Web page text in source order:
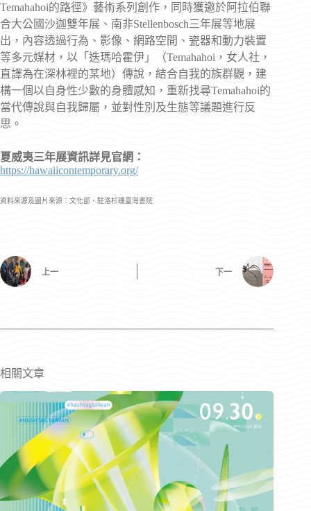
Temahahoi的路徑》藝術系列創作，同時獲邀於阿拉伯聯
合大公國沙迦雙年展、南非Stellenbosch三年展等地展
出，內容透過行為、影像、網路空間、瓷器和動力裝置
等多元媒材，以「迭瑪哈霍伊」（Temahahoi，女人社，
直譯為在深林裡的某地）傳說，結合自我的族群觀，建
構一個以自身性少數的身體感知，重新找尋Temahahoi的
當代傳說與自我歸屬，並對性別及生態等議題進行反
思。
夏威夷三年展資訊詳見官網：
https://hawaiicontemporary.org/
資料來源及圖片來源：文化部、駐洛杉磯臺灣書院
上一 下一
相關文章